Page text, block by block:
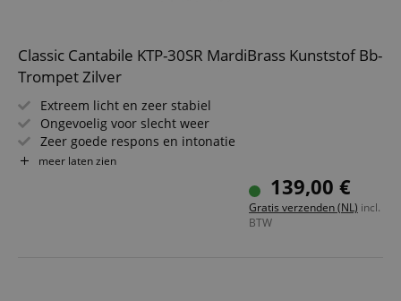
Classic Cantabile KTP-30SR MardiBrass Kunststof Bb-
Trompet Zilver
Extreem licht en zeer stabiel
Ongevoelig voor slecht weer
Zeer goede respons en intonatie
Materiaal: ABS kunststof
Kleur van het mondstuk kan afwijken
meer laten zien
139,00 €
Gratis verzenden (NL) incl.
BTW